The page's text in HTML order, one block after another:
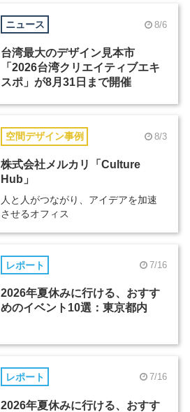
ニュース 8/6
台湾最大のデザイン見本市
「2026台湾クリエイティブエキ
スポ」が8月31日まで開催
空間デザイン事例 8/3
株式会社メルカリ「Culture
Hub」
人と人がつながり、アイデアを加速
させるオフィス
レポート 7/16
2026年夏休みに行ける、おすす
めのイベント10選：東京都内
レポート 7/16
2026年夏休みに行ける、おすす